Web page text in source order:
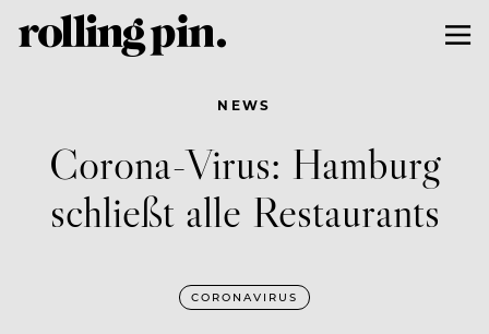
NEWS
Corona-Virus: Hamburg
schließt alle Restaurants
CORONAVIRUS